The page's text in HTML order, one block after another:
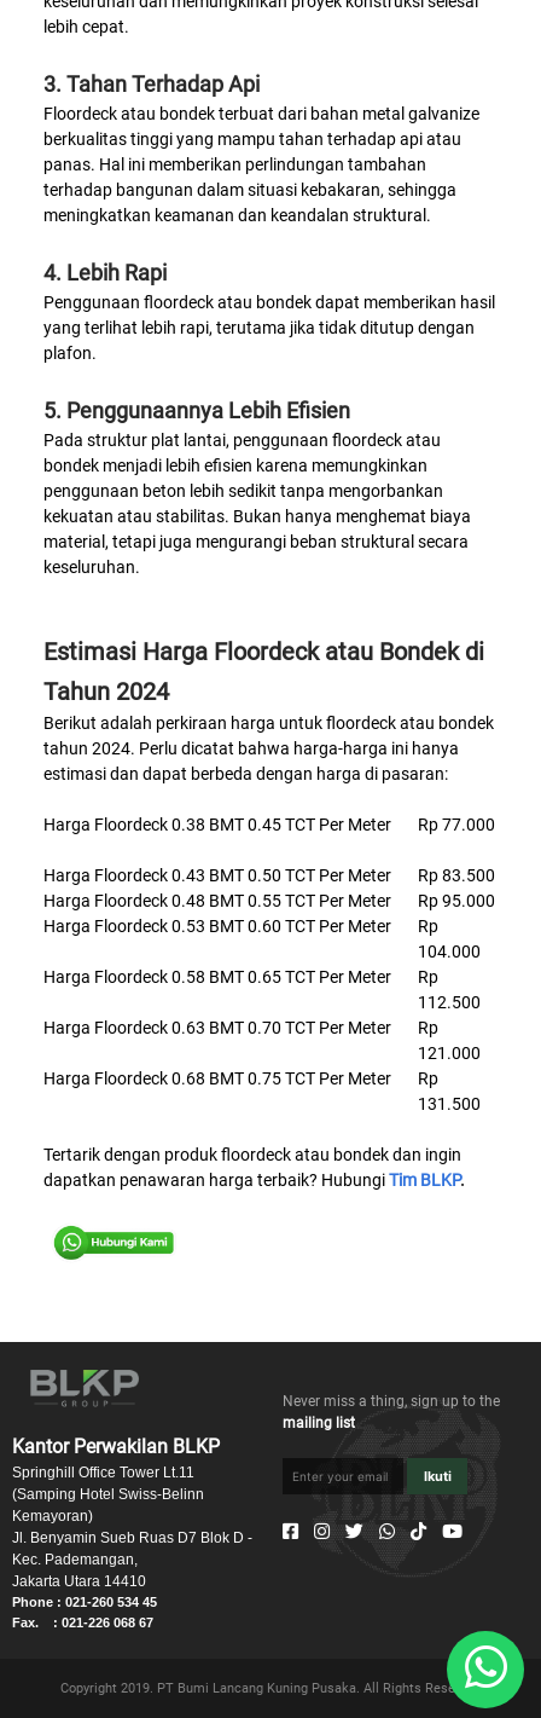
lebih cepat.
3. Tahan Terhadap Api
Floordeck atau bondek terbuat dari bahan metal galvanize
berkualitas tinggi yang mampu tahan terhadap api atau
panas. Hal ini memberikan perlindungan tambahan
terhadap bangunan dalam situasi kebakaran, sehingga
meningkatkan keamanan dan keandalan struktural.
4. Lebih Rapi
Penggunaan floordeck atau bondek dapat memberikan hasil
yang terlihat lebih rapi, terutama jika tidak ditutup dengan
plafon.
5. Penggunaannya Lebih Efisien
Pada struktur plat lantai, penggunaan floordeck atau
bondek menjadi lebih efisien karena memungkinkan
penggunaan beton lebih sedikit tanpa mengorbankan
kekuatan atau stabilitas. Bukan hanya menghemat biaya
material, tetapi juga mengurangi beban struktural secara
keseluruhan.
Estimasi Harga Floordeck atau Bondek di
Tahun 2024
Berikut adalah perkiraan harga untuk floordeck atau bondek
tahun 2024. Perlu dicatat bahwa harga-harga ini hanya
estimasi dan dapat berbeda dengan harga di pasaran:
Harga Floordeck 0.38 BMT 0.45 TCT Per Meter Rp 77.000
Harga Floordeck 0.43 BMT 0.50 TCT Per Meter
Rp 83.500
Harga Floordeck 0.48 BMT 0.55 TCT Per Meter
Rp 95.000
Harga Floordeck 0.53 BMT 0.60 TCT Per Meter
Rp
104.000
Harga Floordeck 0.58 BMT 0.65 TCT Per Meter
Rp
112.500
Harga Floordeck 0.63 BMT 0.70 TCT Per Meter
Rp
121.000
Harga Floordeck 0.68 BMT 0.75 TCT Per Meter
Rp
131.500
Tertarik dengan produk floordeck atau bondek dan ingin
dapatkan penawaran harga terbaik? HubungiTim BLKP.
Kantor Perwakilan BLKP
Springhill Office Tower Lt.11
(Samping Hotel Swiss-Belinn
Kemayoran)
Jl. Benyamin Sueb Ruas D7 Blok D -
Kec. Pademangan,
Jakarta Utara 14410
Phone : 021-260 534 45
Fax. : 021-226 068 67
Never miss a thing, sign up to the
mailing list
Ikuti
Copyright 2019. PT Bumi Lancang Kuning Pusaka. All Rights Reserved